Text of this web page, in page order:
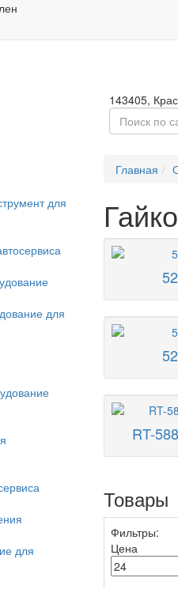
Пн - Пт с
143405,
для
для
для
Главная
RT-
Товары
Фильтры:
Цена